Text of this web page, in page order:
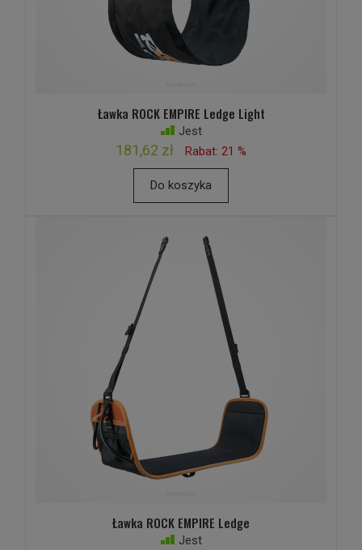
Ławka ROCK EMPIRE Ledge Light
Jest
181,62 zł Rabat: 21 %
Do koszyka
Ławka ROCK EMPIRE Ledge
Jest